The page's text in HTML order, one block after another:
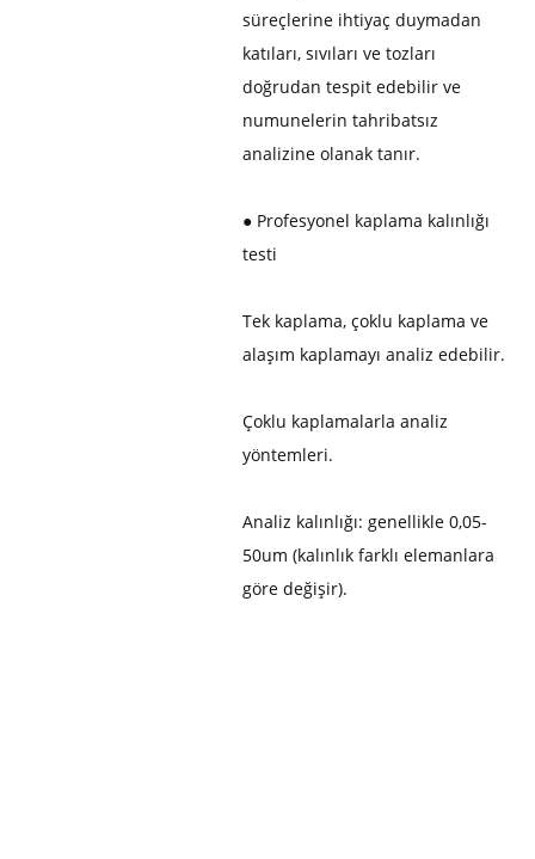
süreçlerine ihtiyaç duymadan
katıları, sıvıları ve tozları
doğrudan tespit edebilir ve
numunelerin tahribatsız
analizine olanak tanır.
● Profesyonel kaplama kalınlığı
testi
Tek kaplama, çoklu kaplama ve
alaşım kaplamayı analiz edebilir.
Çoklu kaplamalarla analiz
yöntemleri.
Analiz kalınlığı: genellikle 0,05-
50um (kalınlık farklı elemanlara
göre değişir).